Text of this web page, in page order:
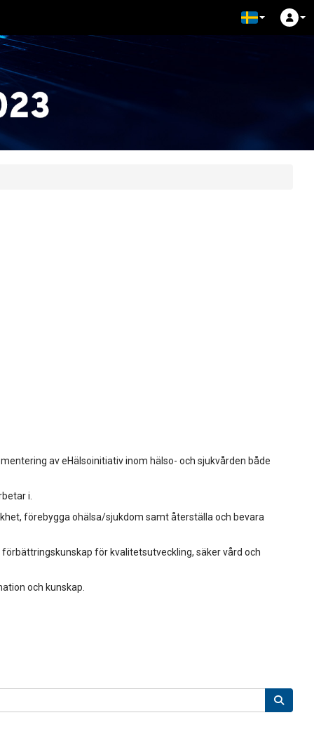
av eHälsoinitiativ inom hälso- och sjukvården både
i.
förebygga ohälsa/sjukdom samt återställa och bevara
för kvalitetsutveckling, säker vård och
och kunskap.